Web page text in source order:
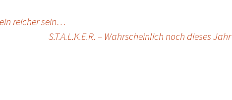
reicher sein…
S.T.A.L.K.E.R. – Wahrscheinlich noch dieses Jahr